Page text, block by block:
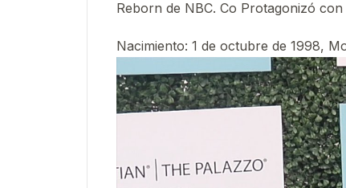
Reborn de NBC. Co Protagonizó
Nacimiento: 1 de octubre de 1998,